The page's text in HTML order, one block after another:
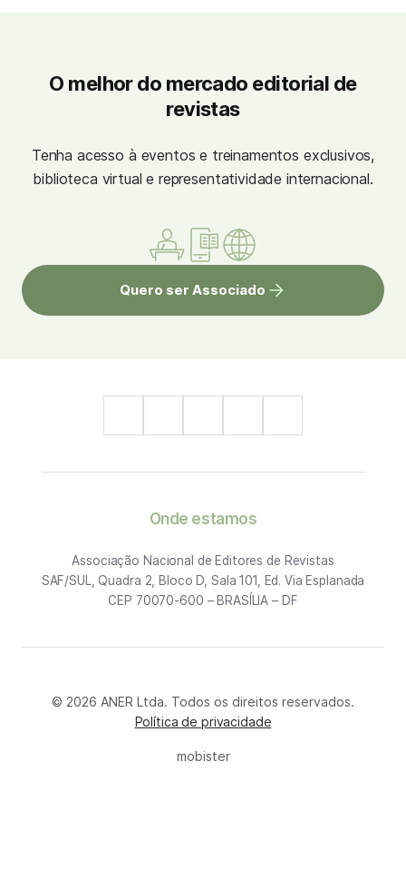
O melhor do mercado editorial de
revistas
Tenha acesso à eventos e treinamentos exclusivos,
biblioteca virtual e representatividade internacional.
Quero ser Associado
Onde estamos
Associação Nacional de Editores de Revistas
SAF/SUL, Quadra 2, Bloco D, Sala 101, Ed. Via Esplanada
CEP 70070-600 – BRASÍLIA – DF
© 2026 ANER Ltda. Todos os direitos reservados.
Política de privacidade
mobister